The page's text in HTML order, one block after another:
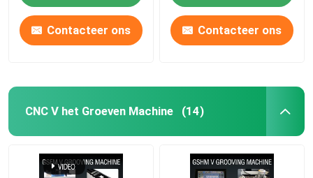
Contacteer ons Contacteer ons
CNC V het Groeven Machine (14)